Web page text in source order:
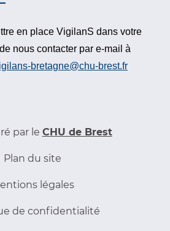
en place VigilanS dans votre
nous contacter par e-mail à
bretagne@chu-brest.fr
par le CHU de Brest
Plan du site
légales
de confidentialité